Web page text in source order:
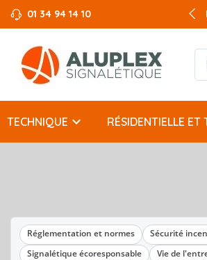
01 34 94 14 10
TECHNIQUE keyboard_arrow_down RÉSIDENTIELLE ET
Réglementation et normes Sécurité
Signalétique écoresponsable
Vie de